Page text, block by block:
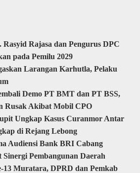
Rajasa dan Pengurus DPC
pada Pemilu 2029
Larangan Karhutla, Pelaku
Demo PT BMT dan PT BSS,
Rusak Akibat Mobil CPO
Ungkap Kasus Curanmor Antar
di Rejang Lebong
Audiensi Bank BRI Cabang
Pembangunan Daerah
Muratara, DPRD dan Pemkab